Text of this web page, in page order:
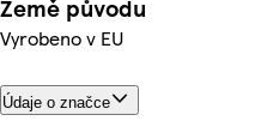
Země původu
Vyrobeno v EU
Údaje o značce